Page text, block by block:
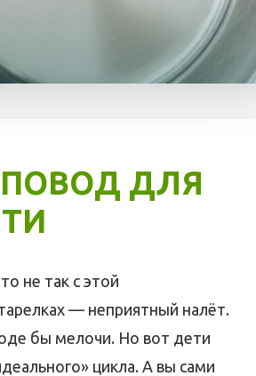
ДЛЯ
не так с этой
— неприятный налёт.
бы мелочи. Но вот дети
цикла. А вы сами